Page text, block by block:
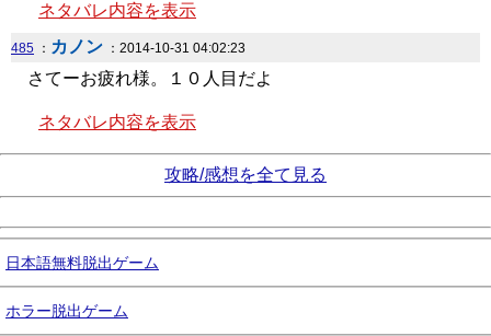
ネタバレ内容を表示
485 ： カノン ：2014-10-31 04:02:23
さてーお疲れ様。１０人目だよ
ネタバレ内容を表示
攻略/感想を全て見る
日本語無料脱出ゲーム
ホラー脱出ゲーム